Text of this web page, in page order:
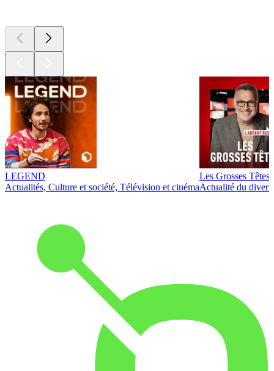
LEGEND
Actualités, Culture et société, Télévision et cinéma
Les Grosses Têtes
Actualité du